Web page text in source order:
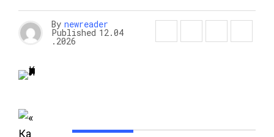
By newreader
Published 12.04
.2026